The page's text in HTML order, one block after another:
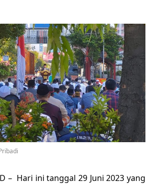
– Hari ini tanggal 29 Juni 2023 yang